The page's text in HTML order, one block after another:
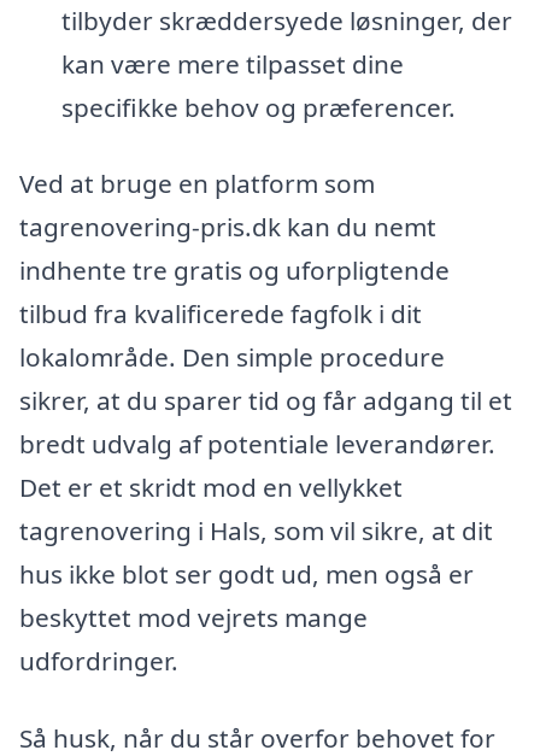
tilbyder skræddersyede løsninger, der
kan være mere tilpasset dine
specifikke behov og præferencer.
Ved at bruge en platform som
tagrenovering-pris.dk kan du nemt
indhente tre gratis og uforpligtende
tilbud fra kvalificerede fagfolk i dit
lokalområde. Den simple procedure
sikrer, at du sparer tid og får adgang til et
bredt udvalg af potentiale leverandører.
Det er et skridt mod en vellykket
tagrenovering i Hals, som vil sikre, at dit
hus ikke blot ser godt ud, men også er
beskyttet mod vejrets mange
udfordringer.
Så husk, når du står overfor behovet for